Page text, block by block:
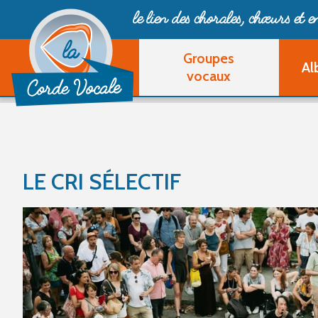
le lien des chorales, chœurset
Groupes
vocaux
LE CRI SÉLECTIF